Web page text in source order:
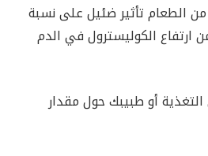
الطعام تأثير ضئيل على نسبة
ارتفاع الكوليسترول في الدم
أو طبيبك حول مقدار